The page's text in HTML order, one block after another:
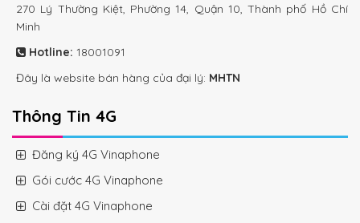
270 Lý Thường Kiệt, Phường 14, Quận 10, Thành phố Hồ Chí
Minh
Hotline: 18001091
Đây là website bán hàng của đại lý: MHTN
Thông Tin 4G
Đăng ký 4G Vinaphone
Gói cước 4G Vinaphone
Cài đặt 4G Vinaphone